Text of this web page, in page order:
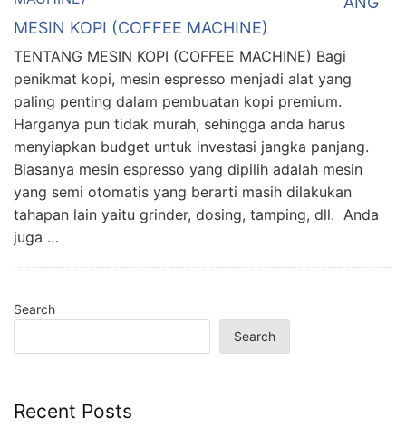
MESIN KOPI (COFFEE MACHINE)
TENTANG MESIN KOPI (COFFEE MACHINE) Bagi
penikmat kopi, mesin espresso menjadi alat yang
paling penting dalam pembuatan kopi premium.
Harganya pun tidak murah, sehingga anda harus
menyiapkan budget untuk investasi jangka panjang.
Biasanya mesin espresso yang dipilih adalah mesin
yang semi otomatis yang berarti masih dilakukan
tahapan lain yaitu grinder, dosing, tamping, dll. Anda
juga …
Search
Search
Recent Posts